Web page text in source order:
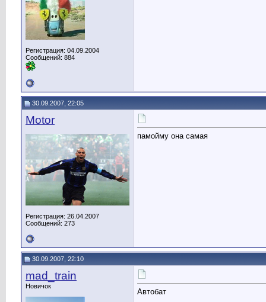
Регистрация: 04.09.2004
Сообщений: 884
30.09.2007, 22:05
Motor
Регистрация: 26.04.2007
Сообщений: 273
памойму она самая
30.09.2007, 22:10
mad_train
Новичок
Автобат